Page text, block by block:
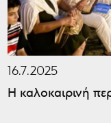
16.7.2025
Η καλοκαιρινή